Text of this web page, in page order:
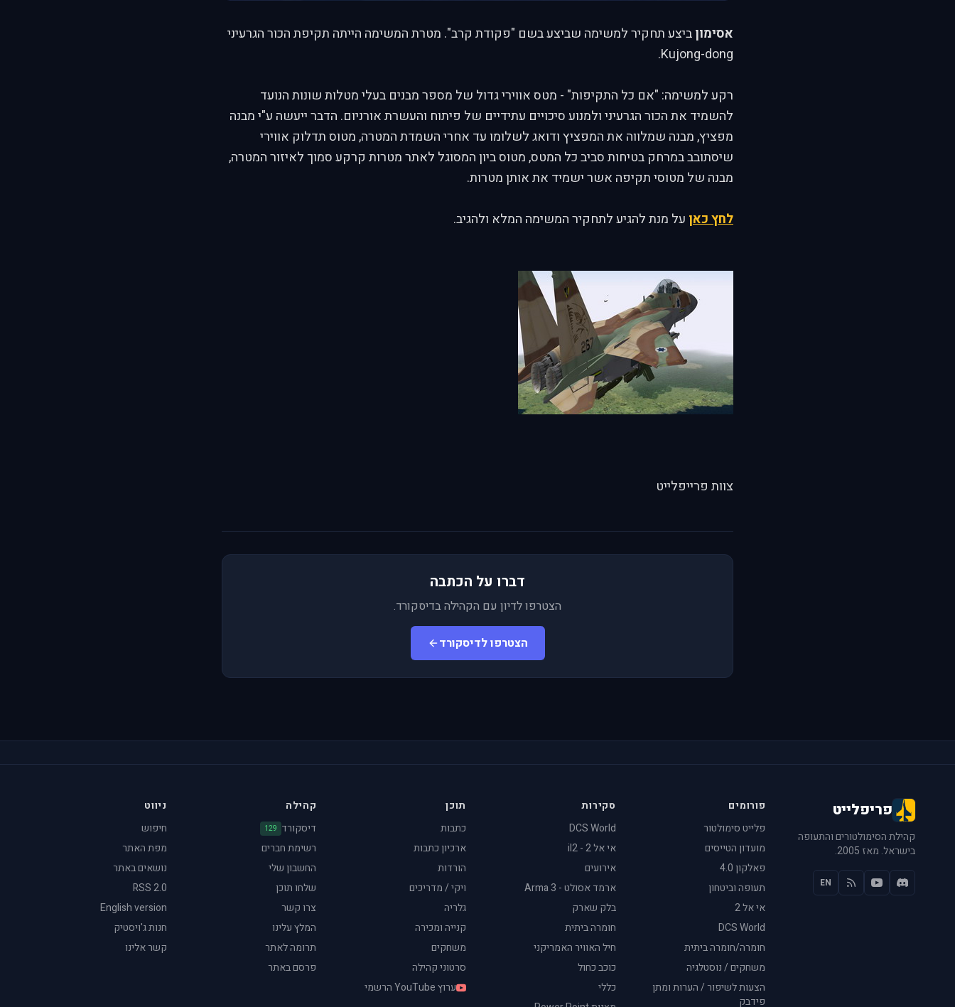
אסימוןביצע תחקיר למשימה שביצע בשם "פקודת קרב". מטרת המשימה הייתה תקיפת הכור הגרעיני
Kujong-dong.
רקע למשימה: "אם כל התקיפות" - מטס אווירי גדול של מספר מבנים בעלי מטלות שונות הנועד
להשמיד את הכור הגרעיני ולמנוע סיכויים עתידיים של פיתוח והעשרת אורניום. הדבר ייעשה ע"י מבנה
מפציץ, מבנה שמלווה את המפציץ ודואג לשלומו עד אחרי השמדת המטרה, מטוס תדלוק אווירי
שיסתובב במרחק בטיחות סביב כל המטס, מטוס ביון המסוגל לאתר מטרות קרקע סמוך לאיזור המטרה,
מבנה של מטוסי תקיפה אשר ישמיד את אותן מטרות.
לחץ כאן על מנת להגיע לתחקיר המשימה המלא ולהגיב.
צוות פרייפלייט
דברו על הכתבה
הצטרפו לדיון עם הקהילה בדיסקורד.
הצטרפו לדיסקורד
פריפלייט
קהילת הסימולטורים והתעופה
בישראל. מאז 2005.
EN
פורומים
פלייט סימולטור
מועדון הטייסים
פאלקון 4.0
תעופה וביטחון
אי אל 2
DCS World
חומרה/חומרה ביתית
משחקים / נוסטלגיה
הצעות לשיפור / הערות ומתן
פידבק
סקירות
DCS World
אי אל 2 - il2
אירועים
ארמד אסולט - Arma 3
בלק שארק
חומרה ביתית
חיל האוויר האמריקני
כוכב כחול
כללי
תוכן
כתבות
ארכיון כתבות
הורדות
ויקי / מדריכים
גלריה
קנייה ומכירה
משחקים
סרטוני קהילה
ערוץ YouTube הרשמי
קהילה
דיסקורד 129
רשימת חברים
החשבון שלי
שלחו תוכן
צרו קשר
המלץ עלינו
תרומה לאתר
פרסם באתר
ניווט
חיפוש
מפת האתר
נושאים באתר
RSS 2.0
English version
חנות ג'ויסטיק
קשר אלינו